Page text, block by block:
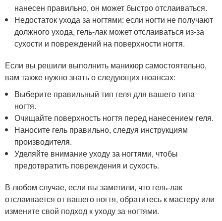
нанесен правильно, он может быстро отслаиваться.
Недостаток ухода за ногтями: если ногти не получают
должного ухода, гель-лак может отслаиваться из-за
сухости и повреждений на поверхности ногтя.
Если вы решили выполнить маникюр самостоятельно,
вам также нужно знать о следующих нюансах:
Выберите правильный тип геля для вашего типа
ногтя.
Очищайте поверхность ногтя перед нанесением геля.
Наносите гель правильно, следуя инструкциям
производителя.
Уделяйте внимание уходу за ногтями, чтобы
предотвратить повреждения и сухость.
В любом случае, если вы заметили, что гель-лак
отслаивается от вашего ногтя, обратитесь к мастеру или
измените свой подход к уходу за ногтями.